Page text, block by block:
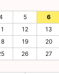
5 6
12 13
19 20
26 27